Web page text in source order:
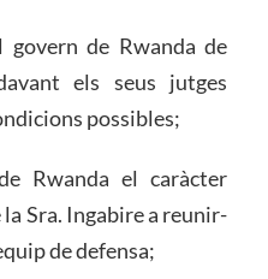
govern de Rwanda de
els seus jutges
possibles;
Rwanda el caràcter
Sra. Ingabire a reunir-
de defensa;